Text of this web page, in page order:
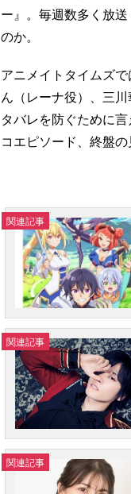
ー』。毎週数多く放
のか。
アニメイトタイムズ
ん（レーナ役）、三
タバレを防ぐために
コエピソード、終盤の
関連記事
関連記事
関連記事